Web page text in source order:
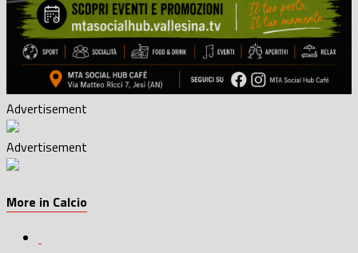
Advertisement
Advertisement
More in Calcio